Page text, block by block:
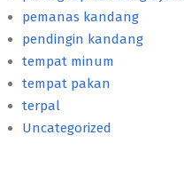
pemanas kandang
pendingin kandang
tempat minum
tempat pakan
terpal
Uncategorized